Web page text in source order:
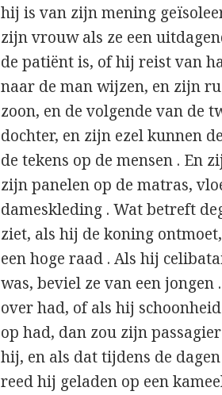
hij is van zijn mening
zijn vrouw als ze een
de patiënt is, of hij reist van
naar de man wijzen, en zijn
zoon, en de volgende van de
dochter, en zijn ezel kunnen
de tekens op de mensen . En
zijn panelen op de matras,
dameskleding . Wat betreft
ziet, als hij de koning
een hoge raad . Als hij
was, beviel ze van een
over had, of als hij
op had, dan zou zijn
hij, en als dat tijdens de
reed hij geladen op een